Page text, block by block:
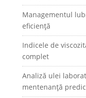
Managementul
eficiență
Indicele de
complet
Analiză ulei
mentenanță